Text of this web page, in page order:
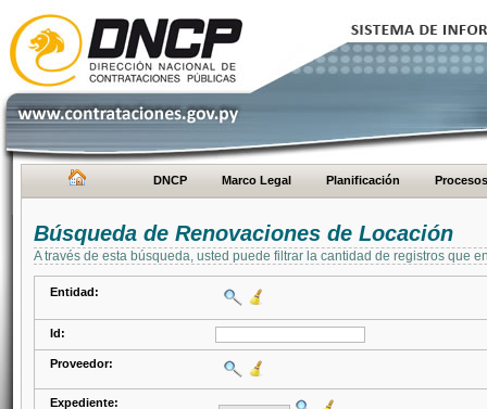
DNCP Marco Legal Planificación Procesos
Búsqueda de Renovaciones de Locación
A través de esta búsqueda, usted puede filtrar la cantidad de registros que
Entidad:
Id:
Proveedor:
Expediente: